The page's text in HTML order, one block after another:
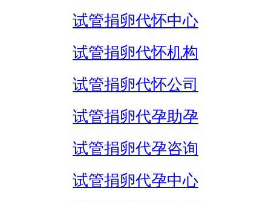
试管捐卵代怀中心
试管捐卵代怀机构
试管捐卵代怀公司
试管捐卵代孕助孕
试管捐卵代孕咨询
试管捐卵代孕中心